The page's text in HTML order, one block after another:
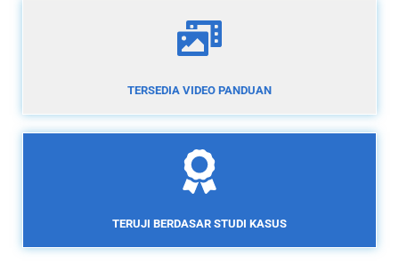
TERSEDIA VIDEO PANDUAN
TERUJI BERDASAR STUDI KASUS